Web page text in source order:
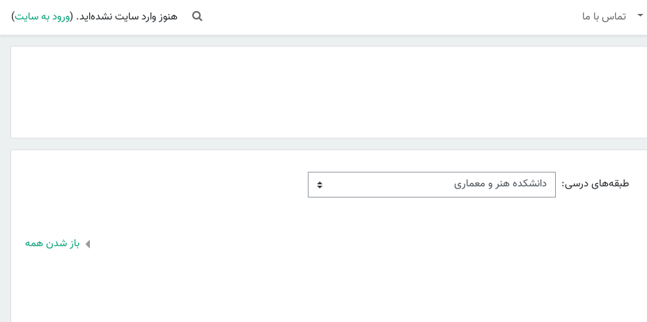
تماس با ما Toggle search input
هنوز وارد سایت نشده‌اید. (ورود به سایت)
طبقه‌های درسی:
باز شدن همه